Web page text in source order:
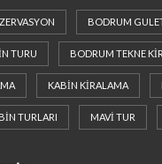
BODRUM
TURU BODRUM TEKNE
KABIN KIRALAMA
TURLARI MAVI TUR